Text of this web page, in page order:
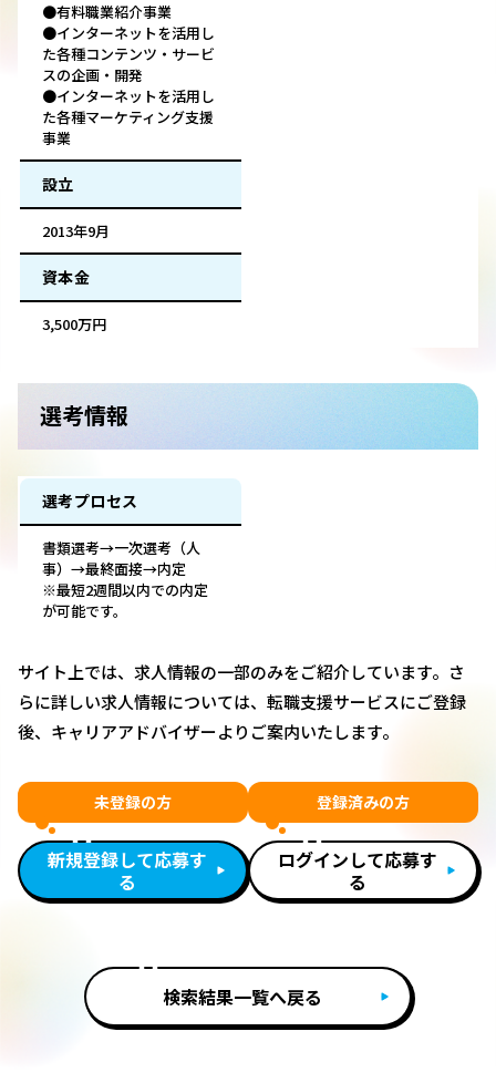
●有料職業紹介事業
●インターネットを活用し
た各種コンテンツ・サービ
スの企画・開発
●インターネットを活用し
た各種マーケティング支援
事業
設立
2013年9月
資本金
3,500万円
選考情報
選考プロセス
書類選考→一次選考（人
事）→最終面接→内定
※最短2週間以内での内定
が可能です。
サイト上では、求人情報の一部のみをご紹介しています。さ
らに詳しい求人情報については、転職支援サービスにご登録
後、キャリアアドバイザーよりご案内いたします。
未登録の方
新規登録して応募す
る
登録済みの方
ログインして応募す
る
検索結果一覧へ戻る